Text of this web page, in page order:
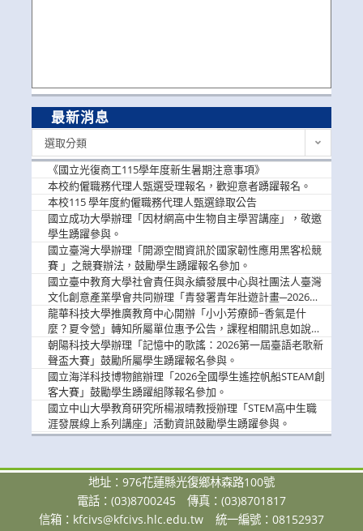
最新消息
選取分類
《國立光復商工115學年度新生暑期注意事項》
本校約僱職務代理人甄選受理報名，歡迎意者踴躍報名。
本校115 學年度約僱職務代理人甄選錄取公告
國立成功大學辦理「因材網高中生物自主學習講座」，敬邀
學生踴躍參與。
國立臺灣大學辦理「開源空間資訊於國家韌性應用黑客松競
賽 」之競賽辦法，鼓勵學生踴躍報名參加。
國立臺中教育大學社會責任與永續發展中心與社團法人臺灣
文化創意產業學會共同辦理「青發署青年壯遊計畫─2026臺
中舊城都市建築文化體驗」活動，敬邀學生踴躍報名參加，
公告周知。
龍華科技大學推廣教育中心開辦「小小芳療師~香氣是什
麼？夏令營」轉知所屬單位惠予公告，課程相關訊息如說
明。
朝陽科技大學辦理「記憶中的歌謠：2026第一屆臺語老歌新
聲盃大賽」鼓勵所屬學生踴躍報名參與。
國立海洋科技博物館辦理「2026全國學生遙控帆船STEAM創
客大賽」鼓勵學生踴躍組隊報名參加。
國立中山大學教育研究所楊淑晴教授辦理「STEM高中生職
涯發展線上系列講座」活動資訊鼓勵學生踴躍參與。
地址：976花蓮縣光復鄉林森路100號
電話：(03)8700245
傳真：(03)8701817
信箱： kfcivs@kfcivs.hlc.edu.tw
統一編號：08152937